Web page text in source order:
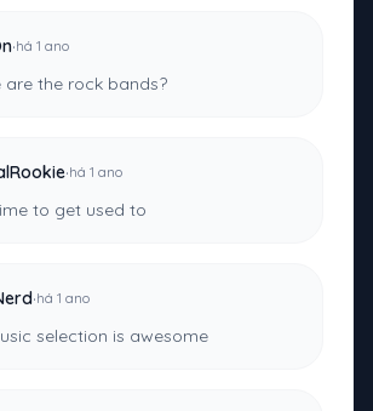
·há 1 ano
are the rock bands?
·há 1 ano
to get used to
·há 1 ano
selection is awesome